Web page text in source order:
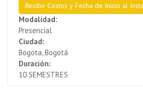
Recibir Costos y Fecha de Inicio al
Modalidad:
Presencial
Ciudad:
Bogota, Bogotá
Duración:
10 SEMESTRES